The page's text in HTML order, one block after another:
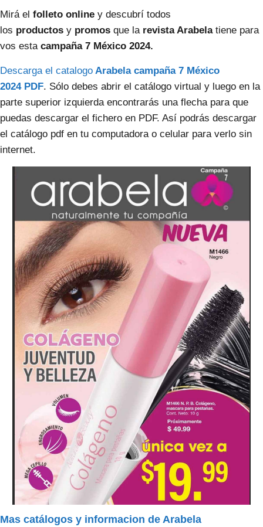
Mirá el folleto online y descubrí todos
los productos y promos que la revista Arabela tiene para
vos esta campaña 7 México 2024.
Descarga el catalogo Arabela campaña 7 México
2024PDF. Sólo debes abrir el catálogo virtual y luego en la
parte superior izquierda encontrarás una flecha para que
puedas descargar el fichero en PDF. Así podrás descargar
el catálogo pdf en tu computadora o celular para verlo sin
internet.
Mas catálogos y informacion de Arabela